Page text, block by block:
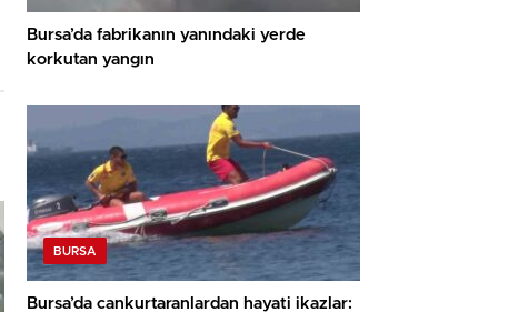
Bursa’da fabrikanın yanındaki yerde
korkutan yangın
BURSA
Bursa’da cankurtaranlardan hayati ikazlar: